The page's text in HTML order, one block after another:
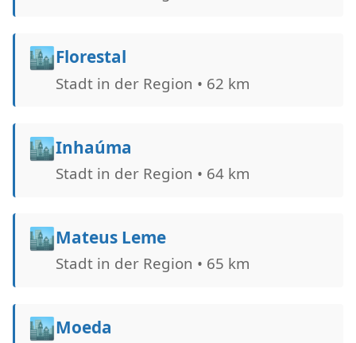
🏙️Florestal
Stadt in der Region • 62 km
🏙️Inhaúma
Stadt in der Region • 64 km
🏙️Mateus Leme
Stadt in der Region • 65 km
🏙️Moeda